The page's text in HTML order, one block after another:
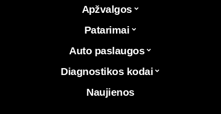
Apžvalgos
Patarimai
Auto paslaugos
Diagnostikos kodai
Naujienos